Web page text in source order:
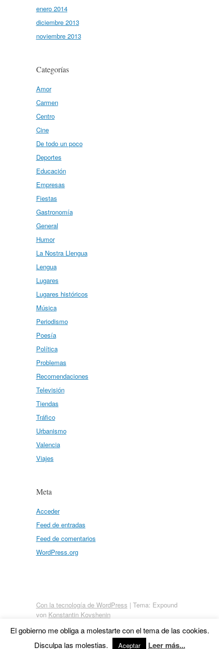
enero 2014
diciembre 2013
noviembre 2013
Categorías
Amor
Carmen
Centro
Cine
De todo un poco
Deportes
Educación
Empresas
Fiestas
Gastronomía
General
Humor
La Nostra Llengua
Lengua
Lugares
Lugares históricos
Música
Periodismo
Poesía
Política
Problemas
Recomendaciones
Televisión
Tiendas
Tráfico
Urbanismo
Valencia
Viajes
Meta
Acceder
Feed de entradas
Feed de comentarios
WordPress.org
Con la tecnología de WordPress | Tema: Expound
von Konstantin Kovshenin
El gobierno me obliga a molestarte con el tema de las cookies.
Disculpa las molestias.
Aceptar Leer más...